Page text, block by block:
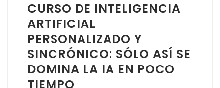
CURSO DE INTELIGENCIA
ARTIFICIAL
PERSONALIZADO Y
SINCRÓNICO: SÓLO ASÍ SE
DOMINA LA IA EN POCO
TIEMPO